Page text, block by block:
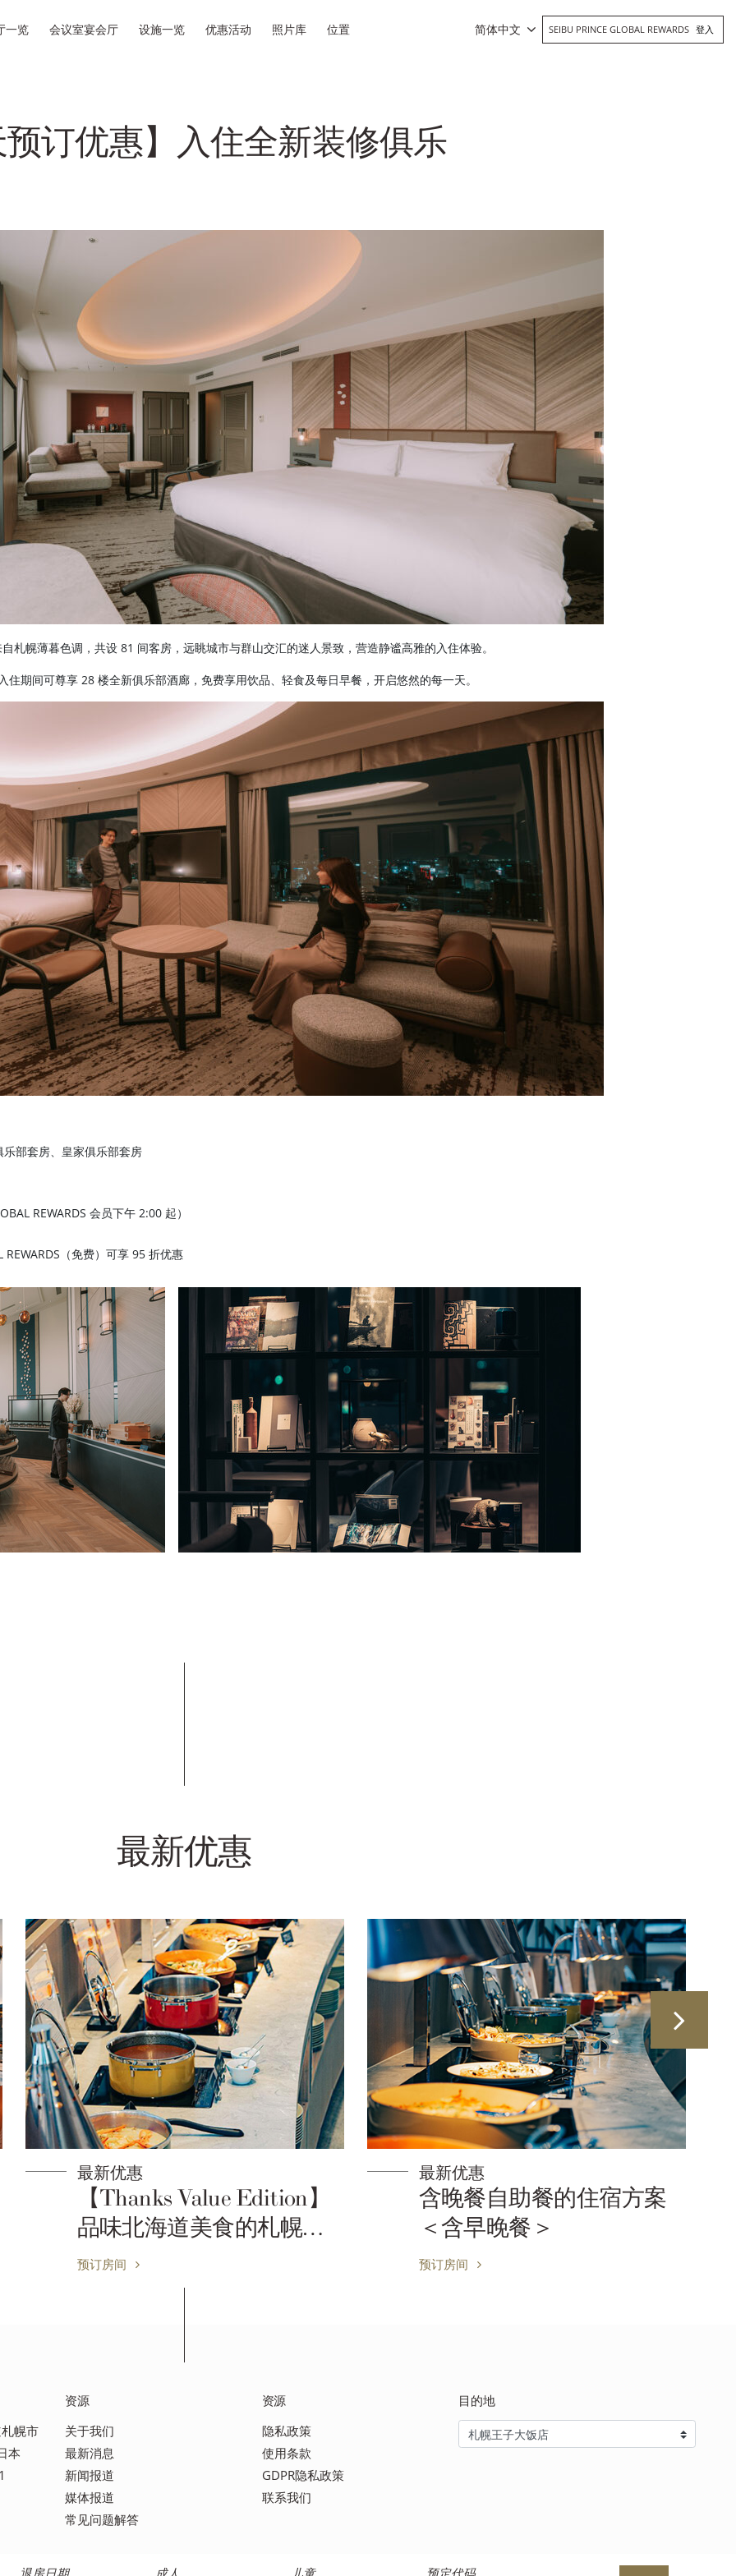
一览 会议室宴会厅 设施一览 优惠活动 照片库 位置 简体中文 SEIBU PRINCE GLOBAL REWARDS 登入
订优惠】入住全新装修俱乐
札幌薄暮色调，共设 81 间客房，远眺城市与群山交汇的迷人景致，营造静谧高雅的入住体验。
期间可尊享 28 楼全新俱乐部酒廊，免费享用饮品、轻食及每日早餐，开启悠然的每一天。
部套房、皇家俱乐部套房
REWARDS 会员下午 2:00 起）
REWARDS（免费）可享 95 折优惠
最新优惠
最新优惠
【Thanks Value Edition】
品味北海道美食的札幌住
宿方案
预订房间
最新优惠
含晚餐自助餐的住宿方案
＜含早晚餐＞
预订房间
幌市
本
资源
关于我们
最新消息
新闻报道
媒体报道
常见问题解答
资源
隐私政策
使用条款
GDPR隐私政策
联系我们
目的地